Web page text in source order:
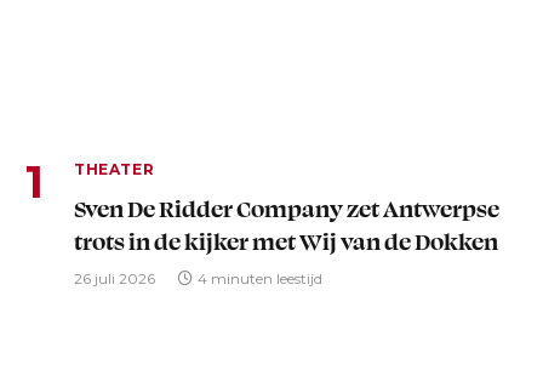
THEATER
Sven De Ridder Company zet Antwerpse
trots in de kijker met Wij van de Dokken
26 juli 2026 4 minuten leestijd